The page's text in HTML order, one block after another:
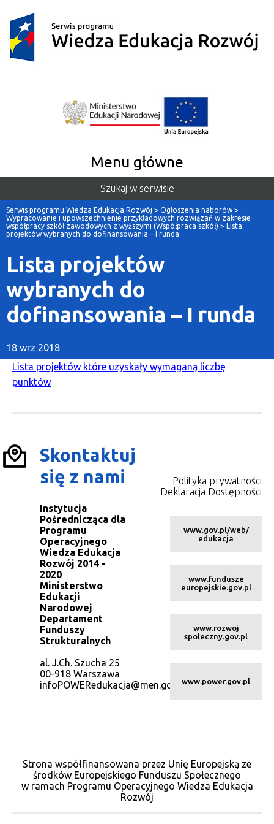
Menu główne
Szukaj w serwisie
Serwis programu Wiedza Edukacja Rozwój > Ogłoszenia naborów >
Wypracowanie i upowszechnienie przykładowych rozwiązań w zakresie
współpracy szkół zawodowych z wyższymi (Współpraca szkół) > Lista
projektów wybranych do dofinansowania – I runda
Lista projektów
wybranych do
dofinansowania – I runda
18 wrz 2018
Lista projektów które uzyskały wymaganą liczbę
punktów
Skontaktuj
się z nami
Instytucja
Pośrednicząca dla
Programu
Operacyjnego
Wiedza Edukacja
Rozwój 2014 -
2020
Ministerstwo
Edukacji
Narodowej
Departament
Funduszy
Strukturalnych
al. J.Ch. Szucha 25
00-918 Warszawa
infoPOWERedukacja@men.gov.pl
Polityka prywatności
Deklaracja Dostępności
www.gov.pl/web/
edukacja
www.fundusze
europejskie.gov.pl
www.rozwoj
spoleczny.gov.pl
www.power.gov.pl
Strona współfinansowana przez Unię Europejską ze
środków Europejskiego Funduszu Społecznego
w ramach Programu Operacyjnego Wiedza Edukacja
Rozwój